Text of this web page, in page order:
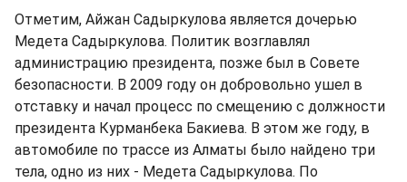
Отметим, Айжан Садыркулова является дочерью
Медета Садыркулова. Политик возглавлял
администрацию президента, позже был в Совете
безопасности. В 2009 году он добровольно ушел в
отставку и начал процесс по смещению с должности
президента Курманбека Бакиева. В этом же году, в
автомобиле по трассе из Алматы было найдено три
тела, одно из них - Медета Садыркулова. По